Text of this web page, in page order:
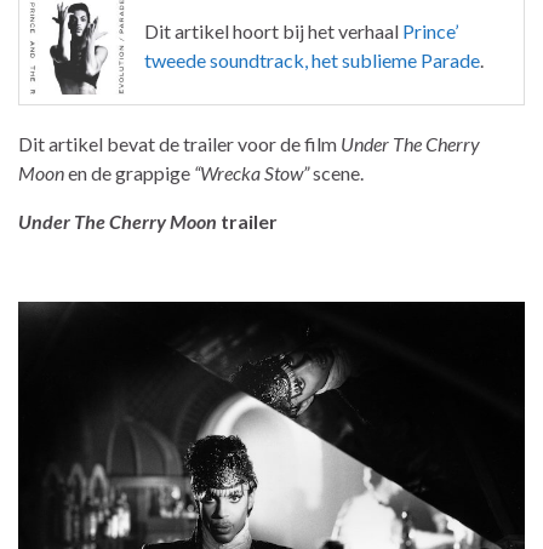
Dit artikel hoort bij het verhaal Prince’
tweede soundtrack, het sublieme Parade.
Dit artikel bevat de trailer voor de film Under The Cherry
Moonen de grappige “Wrecka Stow”scene.
Under The Cherry Moon trailer